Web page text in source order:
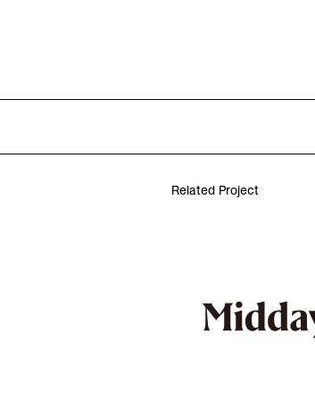
Related Project